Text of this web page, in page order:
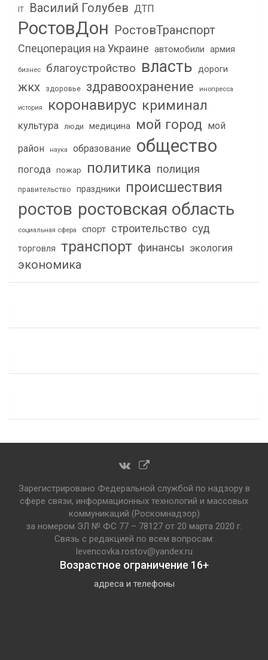
IT Василий Голубев ДТП
РостовДон РостовТранспорт
Спецоперация на Украине автомобили армия
бизнес благоустройство власть дороги
жкх здоровье здравоохранение инопресса
история коронавирус криминал
культура люди медицина мой город мой
район
наука образование общество
погода пожар политика полиция
правительство праздники происшествия
ростов ростовская область
социальная сфера спорт строительство суд
торговля транспорт финансы экология
экономика
Зарегистрировано Федеральной службой по надзору в
сфере связи, информационных технологий и массовых
коммуникаций (Роскомнадзор)
за номером ЭЛ № ФС 77 – 78127 от 20 марта 2020 г.
Связь с редакцией по всем вопросам:
levencovka.rostov@yandex.ru
Возрастное ограничение 16+
адреса и телефоны